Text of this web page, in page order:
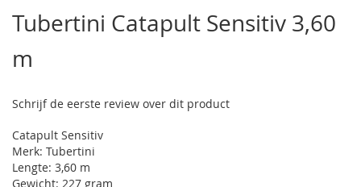
het
begin
van
de
gallerij
Tubertini Catapult Sensitiv 3,60
m
Schrijf de eerste review over dit product
Catapult Sensitiv
Merk: Tubertini
Lengte: 3,60 m
Gewicht: 227 gram